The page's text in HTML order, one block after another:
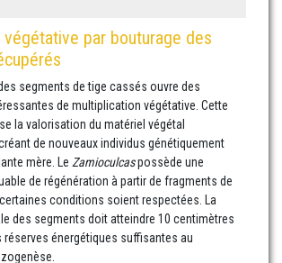
végétative par bouturage des
segments de tige cassés ouvre des
de multiplication végétative. Cette
la valorisation du matériel végétal
de nouveaux individus génétiquement
mère. Le Zamioculcaspossède une
de régénération à partir de fragments de
conditions soient respectées. La
des segments doit atteindre 10 centimètres
réserves énergétiques suffisantes au